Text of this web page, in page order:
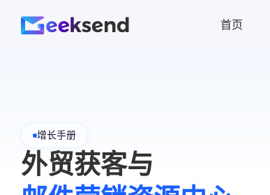
首页
增长手册
外贸获客与